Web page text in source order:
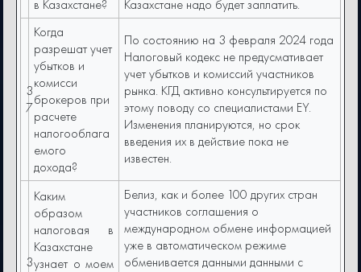
в Казахстане?
Казахстане надо будет заплатить.
3
7
Когда
разрешат учет
убытков и
комисси
брокеров при
расчете
налогооблага
емого
дохода?
По состоянию на 3 февраля 2024 года
Налоговый кодекс не предусмативает
учет убытков и комиссий участников
рынка. КГД активно консультируется по
этому поводу со специалистами EY.
Изменения планируются, но срок
введения их в действие пока не
известен.
3
Каким
образом
налоговая в
Казахстане
узнает о моем
Белиз, как и более 100 других стран
участников соглашения о
международном обмене информацией
уже в автоматическом режиме
обменивается данными данными с